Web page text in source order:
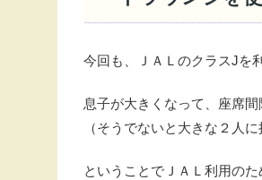
今回も、ＪＡＬのクラスJを
息子が大きくなって、座席間
（そうでないと大きな２人
ということでＪＡＬ利用のた